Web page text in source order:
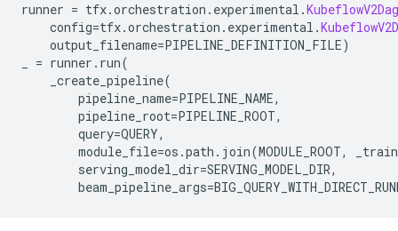
runner = tfx.orchestration . experimental .
config=tfx.orchestration . experimental .
output_filename=PIPELINE_DEFINITION_FILE)
= runner . run(
_create_pipeline(
pipeline_name=PIPELINE_NAME,
pipeline_root=PIPELINE_ROOT,
query=QUERY,
module_file=os .path . join(MODULE_ROOT,
serving_model_dir=SERVING_MODEL_DIR,
beam_pipeline_args=